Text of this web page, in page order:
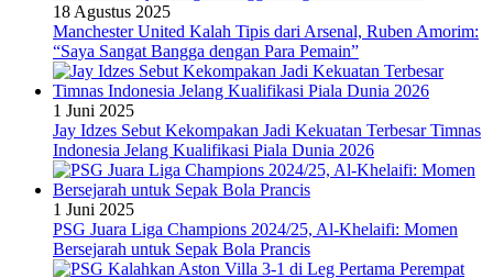
18 Agustus 2025
Manchester United Kalah Tipis dari Arsenal, Ruben Amorim:
“Saya Sangat Bangga dengan Para Pemain”
1 Juni 2025
Jay Idzes Sebut Kekompakan Jadi Kekuatan Terbesar Timnas
Indonesia Jelang Kualifikasi Piala Dunia 2026
1 Juni 2025
PSG Juara Liga Champions 2024/25, Al-Khelaifi: Momen
Bersejarah untuk Sepak Bola Prancis